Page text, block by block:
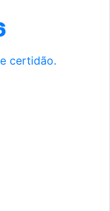
certidão.